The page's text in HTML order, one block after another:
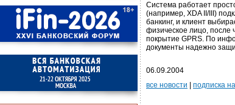
Система работает
(например, XDA II/III)
банкинг, и клиент
физическое лицо, после
покрытие GPRS. По
документы надежно
06.09.2004
все новости
подписка